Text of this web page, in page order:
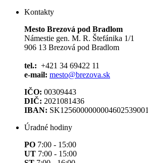
Kontakty
Mesto Brezová pod Bradlom
Námestie gen. M. R. Štefánika 1/1
906 13 Brezová pod Bradlom
tel.: +421 34 69422 11
e-mail: mesto@brezova.sk
IČO: 00309443
DIČ: 2021081436
IBAN: SK1256000000004602539001
Úradné hodiny
PO 7:00 - 15:00
UT 7:00 - 15:00